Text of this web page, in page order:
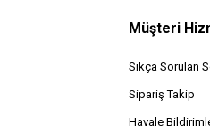
Müşteri
Sıkça Sorulan
Sipariş Takip
Havale